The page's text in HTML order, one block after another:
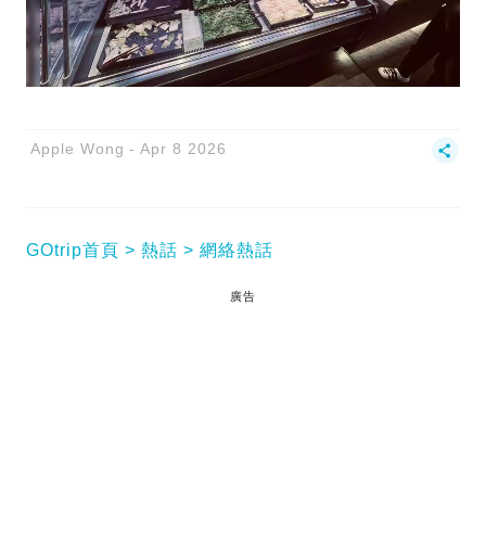
Apple Wong Apr 8 2026
GOtrip首頁 熱話 網絡熱話
廣告